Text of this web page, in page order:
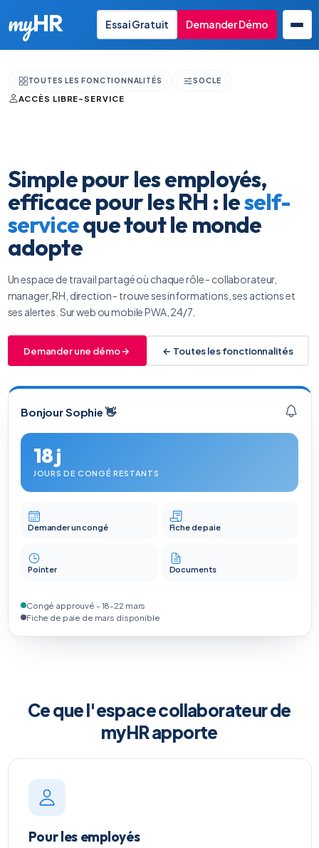
myHR
FR
Essai Gratuit Demander Démo
TOUTES LES FONCTIONNALITÉS SOCLE
ACCÈS LIBRE-SERVICE
Simple pour les employés,
efficace pour les RH : leself-
serviceque tout le monde
adopte
Un espace de travail partagé où chaque rôle - collaborateur,
manager, RH, direction - trouve ses informations, ses actions et
ses alertes. Sur web ou mobile PWA, 24/7.
Demander une démo → ← Toutes les fonctionnalités
Bonjour Sophie 👋
18 j
JOURS DE CONGÉ RESTANTS
Demander un congé Fiche de paie
Pointer Documents
Congé approuvé - 18-22 mars
Fiche de paie de mars disponible
Ce que l'espace collaborateur de
myHR apporte
Pour les employés